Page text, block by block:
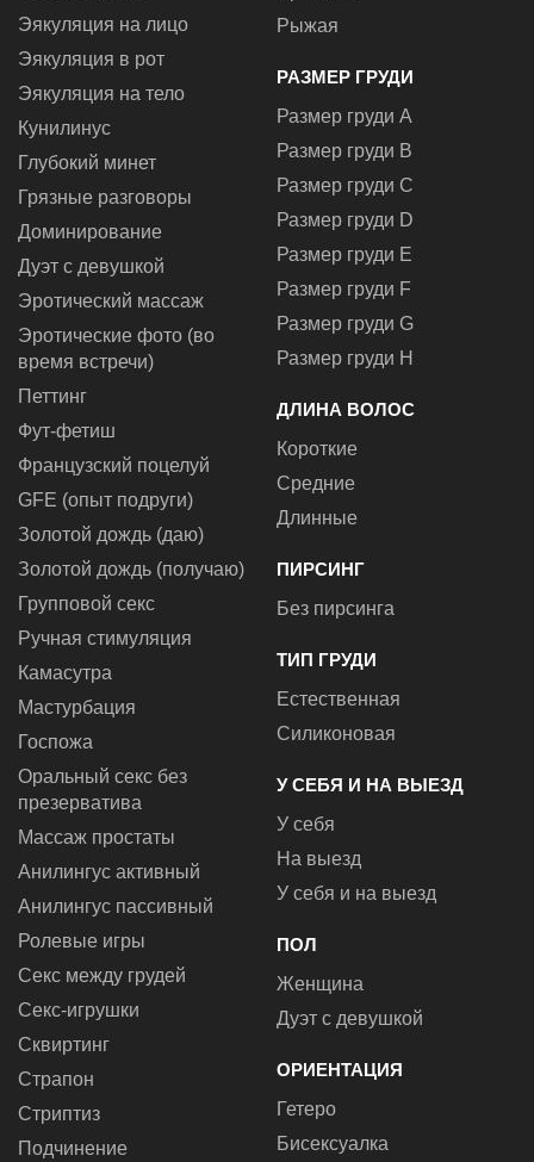
Эякуляция на лицо
Эякуляция в рот
Эякуляция на тело
Кунилинус
Глубокий минет
Грязные разговоры
Доминирование
Дуэт с девушкой
Эротический массаж
Эротические фото (во
время встречи)
Петтинг
Фут-фетиш
Французский поцелуй
GFE (опыт подруги)
Золотой дождь (даю)
Золотой дождь (получаю)
Групповой секс
Ручная стимуляция
Камасутра
Мастурбация
Госпожа
Оральный секс без
презерватива
Массаж простаты
Анилингус активный
Анилингус пассивный
Ролевые игры
Секс между грудей
Секс-игрушки
Сквиртинг
Страпон
Стриптиз
Подчинение
Рыжая
РАЗМЕР ГРУДИ
Размер груди A
Размер груди B
Размер груди C
Размер груди D
Размер груди E
Размер груди F
Размер груди G
Размер груди H
ДЛИНА ВОЛОС
Короткие
Средние
Длинные
ПИРСИНГ
Без пирсинга
ТИП ГРУДИ
Естественная
Силиконовая
У СЕБЯ И НА ВЫЕЗД
У себя
На выезд
У себя и на выезд
ПОЛ
Женщина
Дуэт с девушкой
ОРИЕНТАЦИЯ
Гетеро
Бисексуалка